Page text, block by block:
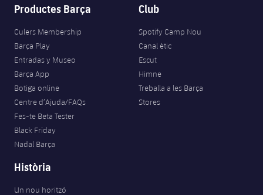
Productes Barça
Culers Membership
Barça Play
Entradas y Museo
Barça App
Botiga online
Centre d’Ajuda/FAQs
Fes-te Beta Tester
Black Friday
Nadal Barça
Club
Spotify Camp Nou
Canal ètic
Escut
Himne
Treballa a les Barça
Stores
Història
Un nou horitzó